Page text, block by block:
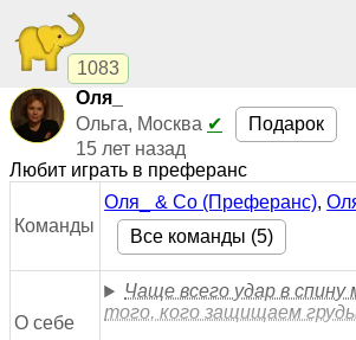
1083
Оля_
Ольга, Москва ✔
15 лет назад
Подарок
Любит играть в преферанс
Команды
Оля_ & Co (Преферанс),
Все команды (5)
О себе
Чаще всего удар в
того, кого защищаем